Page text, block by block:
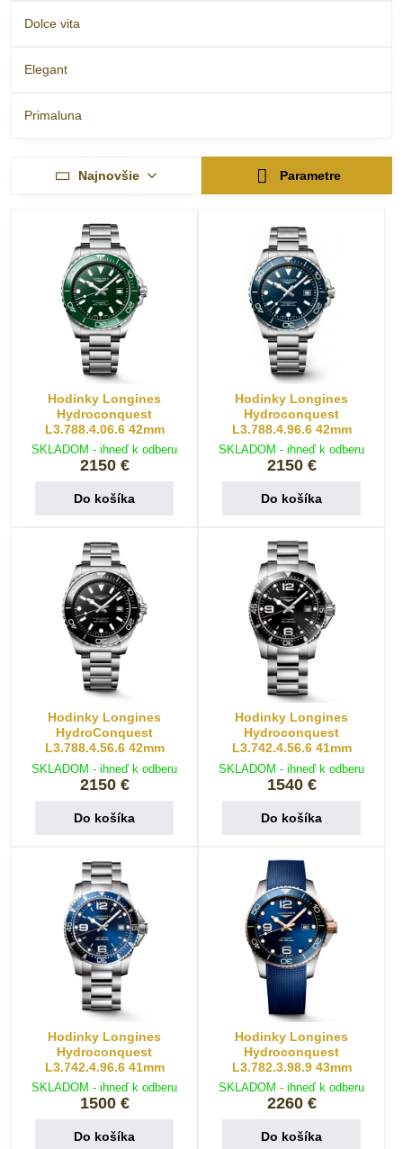
Dolce vita
Elegant
Primaluna
Najnovšie Parametre
Hodinky Longines
Hydroconquest
L3.788.4.06.6 42mm
SKLADOM - ihneď k odberu
2150 €
Do košíka
Hodinky Longines
Hydroconquest
L3.788.4.96.6 42mm
SKLADOM - ihneď k odberu
2150 €
Do košíka
Hodinky Longines
HydroConquest
L3.788.4.56.6 42mm
SKLADOM - ihneď k odberu
2150 €
Do košíka
Hodinky Longines
Hydroconquest
L3.742.4.56.6 41mm
SKLADOM - ihneď k odberu
1540 €
Do košíka
Hodinky Longines
Hydroconquest
L3.742.4.96.6 41mm
SKLADOM - ihneď k odberu
1500 €
Do košíka
Hodinky Longines
Hydroconquest
L3.782.3.98.9 43mm
SKLADOM - ihneď k odberu
2260 €
Do košíka